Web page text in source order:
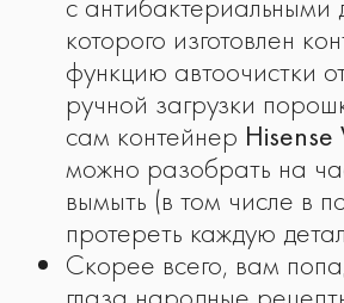
которого изготовлен
функцию автоочистки
ручной загрузки
сам контейнер
можно разобрать на
вымыть (в том числе в
протереть каждую
Скорее всего, вам